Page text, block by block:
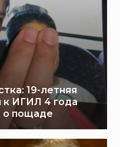
19-летняя
к ИГИЛ 4 года
о пощаде